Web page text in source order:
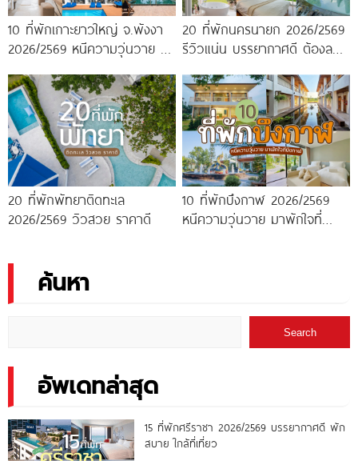
10 ที่พักเกาะยาวใหญ่ จ.พังงา
2026/2569 หนีความวุ่นวาย มา
20 ที่พักนครนายก 2026/2569
รีวิวแน่น บรรยากาศดี ต้องลอง
20 ที่พักพัทยาติดทะเล
2026/2569 วิวสวย ราคาดี
10 ที่พักบึงกาฬ 2026/2569
หนีความวุ่นวาย มาพักใจที่
ค้นหา
Search
อัพเดทล่าสุด
15 ที่พักศรีราชา 2026/2569 บรรยากาศดี พัก
สบาย ใกล้ที่เที่ยว